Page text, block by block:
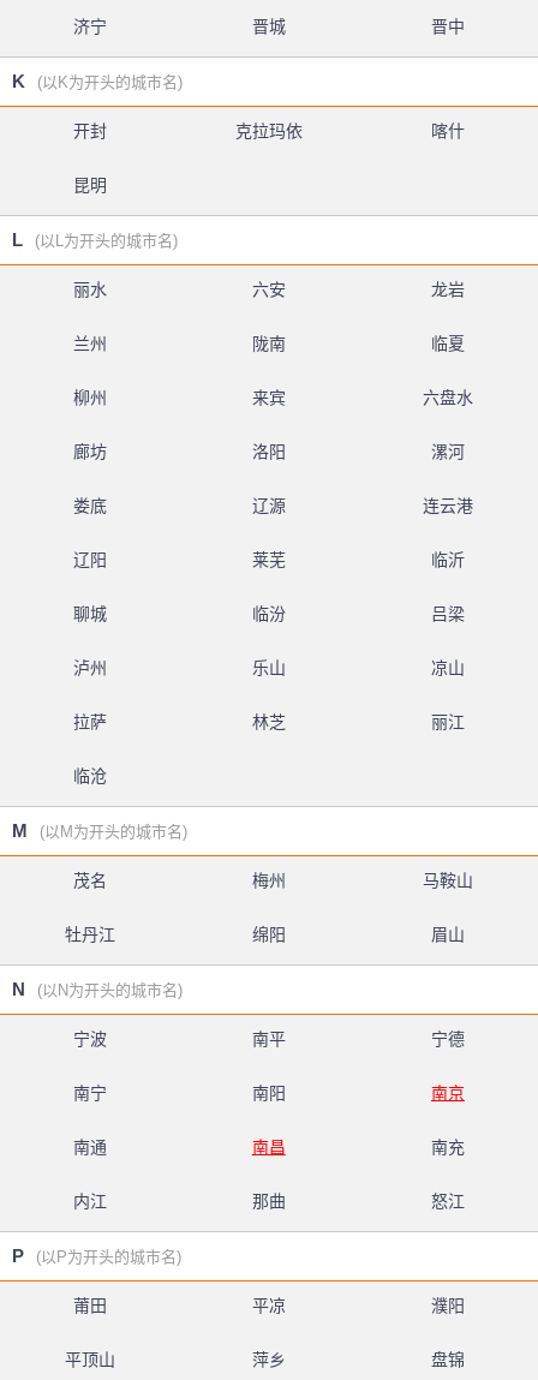
济宁 晋城 晋中
K (以K为开头的城市名)
开封 克拉玛依 喀什
昆明
L (以L为开头的城市名)
丽水 六安 龙岩
兰州 陇南 临夏
柳州 来宾 六盘水
廊坊 洛阳 漯河
娄底 辽源 连云港
辽阳 莱芜 临沂
聊城 临汾 吕梁
泸州 乐山 凉山
拉萨 林芝 丽江
临沧
M (以M为开头的城市名)
茂名 梅州 马鞍山
牡丹江 绵阳 眉山
N (以N为开头的城市名)
宁波 南平 宁德
南宁 南阳 南京
南通 南昌 南充
内江 那曲 怒江
P (以P为开头的城市名)
莆田 平凉 濮阳
平顶山 萍乡 盘锦